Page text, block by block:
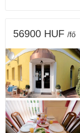
56900 HUF /fő